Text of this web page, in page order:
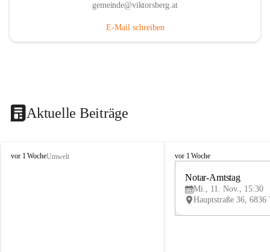
gemeinde@viktorsberg.at
E-Mail schreiben
Aktuelle Beiträge
V
vor 1 WocheUmwelt
V
vor 1 Woche
Notar-Amtstag
Mi., 11. Nov., 15:30